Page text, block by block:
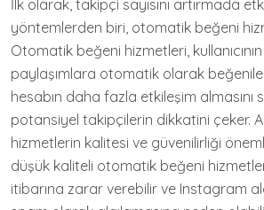
İlk olarak, takipçi sayısını artırmada
yöntemlerden biri, otomatik beğeni
Otomatik beğeni hizmetleri,
paylaşımlara otomatik olarak
hesabın daha fazla etkileşim almasını
potansiyel takipçilerin dikkatini çeker.
hizmetlerin kalitesi ve güvenilirliği
düşük kaliteli otomatik beğeni
itibarına zarar verebilir ve Instagram